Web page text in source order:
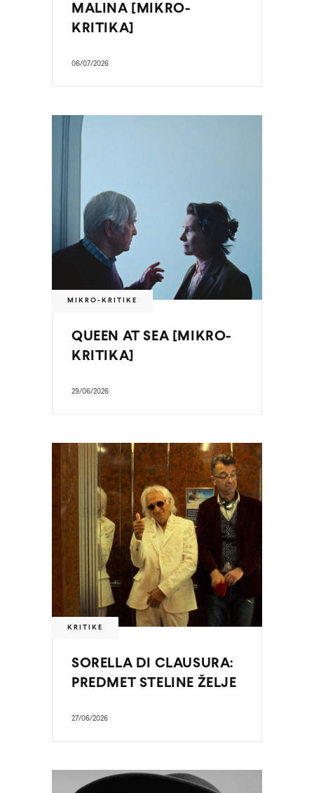
MALINA [MIKRO-
KRITIKA]
06/07/2026
MIKRO-KRITIKE
QUEEN AT SEA [MIKRO-
KRITIKA]
29/06/2026
KRITIKE
SORELLA DI CLAUSURA:
PREDMET STELINE ŽELJE
27/06/2026